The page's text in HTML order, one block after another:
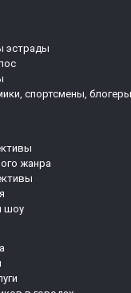
эстрады
спортсмены,
жанра
шоу